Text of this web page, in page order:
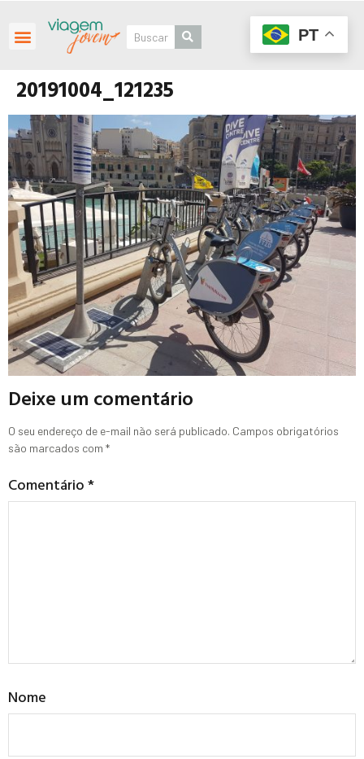
20191004_121235
Deixe um comentário
O seu endereço de e-mail não será publicado. Campos obrigatórios
são marcados com *
Comentário*
Nome
PT